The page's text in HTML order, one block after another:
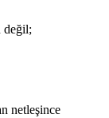
değil;
netleşince